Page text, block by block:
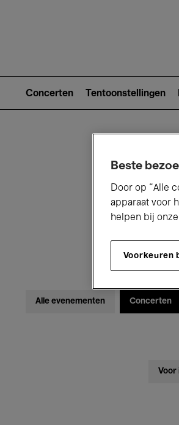
Concerten Tentoonstellingen
Alle evenementen Concerten
Voor
Beste
Door op “Alle
apparaat voor
helpen bij
Voorkeuren